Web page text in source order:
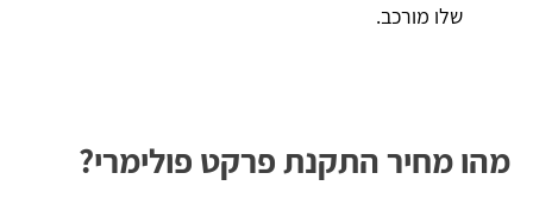
שלו מורכב.
מהו מחיר התקנת פרקט פולימרי?